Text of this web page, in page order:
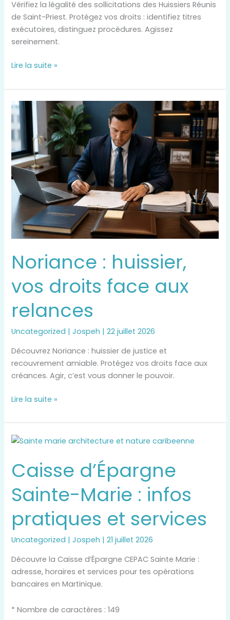
Vérifiez la légalité des sollicitations des Huissiers Réunis
de Saint-Priest. Protégez vos droits : identifiez titres
exécutoires, distinguez procédures. Agissez
sereinement.
Lire la suite »
Noriance : huissier,
vos droits face aux
relances
Uncategorized |Jospeh |22 juillet 2026
Découvrez Noriance : huissier de justice et
recouvrement amiable. Protégez vos droits face aux
créances. Agir, c’est vous donner le pouvoir.
Noriance
:
huissier,
vos
droits
face
aux
relances
Lire la suite »
Caisse d’Épargne
Sainte-Marie : infos
pratiques et services
Uncategorized |Jospeh |21 juillet 2026
Découvre la Caisse d’Épargne CEPAC Sainte Marie :
adresse, horaires et services pour tes opérations
bancaires en Martinique.
* Nombre de caractères : 149
Caisse
Sainte-
Marie
:
infos
pratiques
et
services